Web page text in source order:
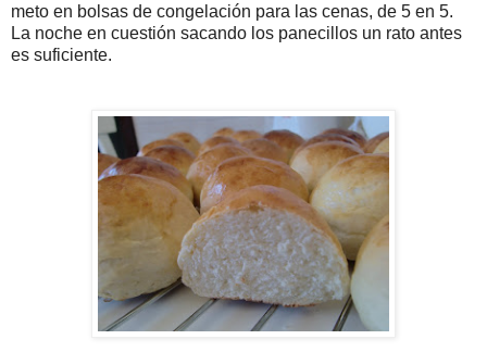
meto en bolsas de congelación para las cenas, de 5 en 5.
La noche en cuestión sacando los panecillos un rato antes
es suficiente.